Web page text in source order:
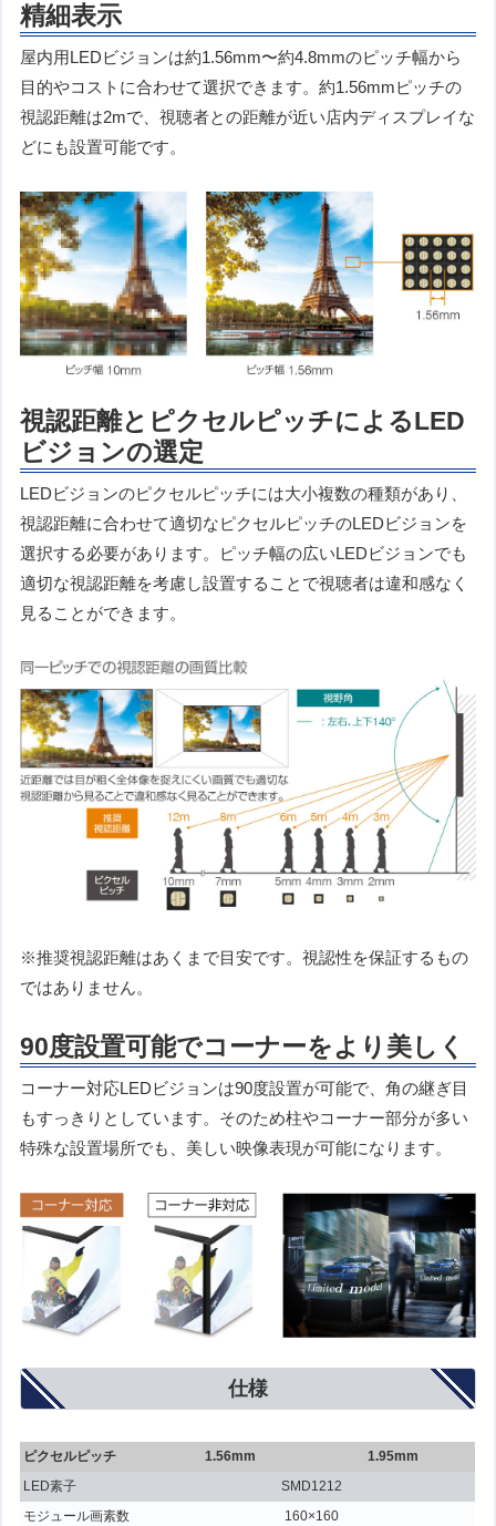
精細表示
屋内用LEDビジョンは約1.56mm〜約4.8mmのピッチ幅から
目的やコストに合わせて選択できます。約1.56mmピッチの
視認距離は2mで、視聴者との距離が近い店内ディスプレイな
どにも設置可能です。
視認距離とピクセルピッチによるLED
ビジョンの選定
LEDビジョンのピクセルピッチには大小複数の種類があり、
視認距離に合わせて適切なピクセルピッチのLEDビジョンを
選択する必要があります。ピッチ幅の広いLEDビジョンでも
適切な視認距離を考慮し設置することで視聴者は違和感なく
見ることができます。
※推奨視認距離はあくまで目安です。視認性を保証するもの
ではありません。
90度設置可能でコーナーをより美しく
コーナー対応LEDビジョンは90度設置が可能で、角の継ぎ目
もすっきりとしています。そのため柱やコーナー部分が多い
特殊な設置場所でも、美しい映像表現が可能になります。
仕様
ピクセルピッチ 1.56mm
1.95mm
LED素子
SMD1212
モジュール画素数
160×160